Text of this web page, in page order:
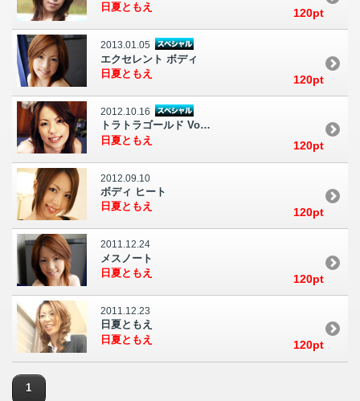
120pt
日夏ともえ
120pt
2013.01.05
エクセレント ボディ
日夏ともえ
120pt
2012.10.16
トラトラゴールド Vol.45
日夏ともえ
120pt
2012.09.10
ボディ ヒート
日夏ともえ
120pt
2011.12.24
メスノート
日夏ともえ
120pt
2011.12.23
日夏ともえ
日夏ともえ
1